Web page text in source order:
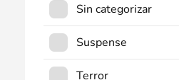
Sin categorizar
Suspense
Terror